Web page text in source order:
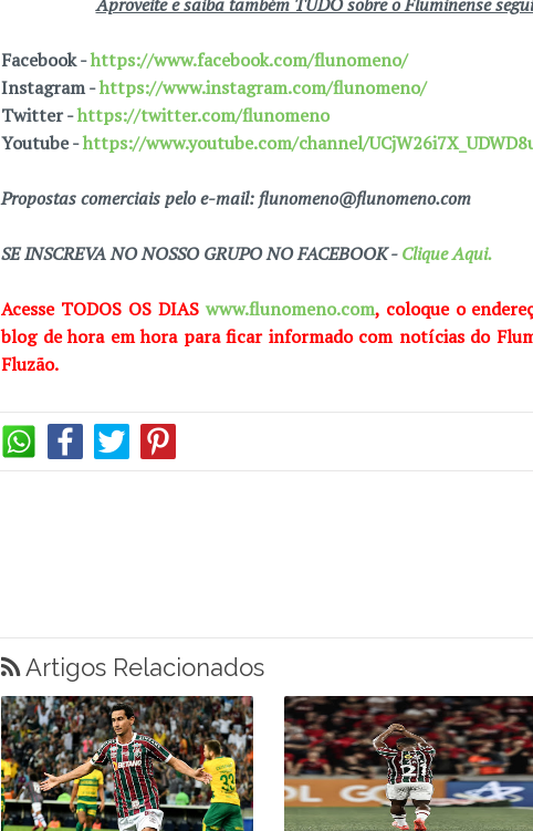
Facebook -https://www.facebook.com/flunomeno/
Instagram -https://www.instagram.com/flunomeno/
Twitter -https://twitter.com/flunomeno
Youtube -https://www.youtube.com/channel/
Propostas comerciais pelo e-mail: flunomeno@flunomeno.com
SE INSCREVA NO NOSSO GRUPO NO FACEBOOK -Clique Aqui.
Acesse TODOS OS DIAS www.flunomeno.com, coloque o
blog de hora em hora para ficar informado com notícias do
Fluzão.
Artigos Relacionados